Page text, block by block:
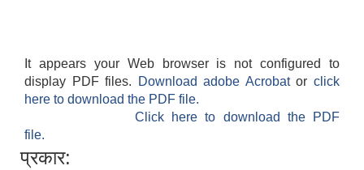
It appears your Web browser is not configured to
display PDF files.
Download adobe Acrobatorclick
here to download the PDF file.
Click here to download the PDF
file.
प्रकार: